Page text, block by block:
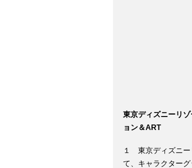
東京ディズニーリ
ョン＆ART
１ 東京ディズニー
て、キャラクターグ